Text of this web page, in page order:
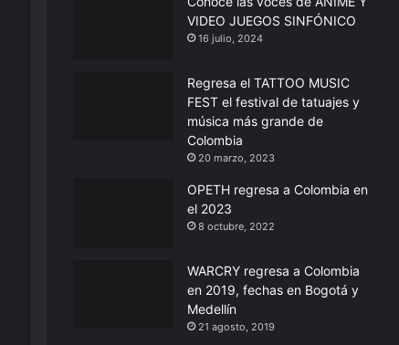
VIDEO JUEGOS SINFÓNICO
16 julio, 2024
Regresa el TATTOO MUSIC
FEST el festival de tatuajes y
música más grande de
Colombia
20 marzo, 2023
OPETH regresa a Colombia en
el 2023
8 octubre, 2022
WARCRY regresa a Colombia
en 2019, fechas en Bogotá y
Medellín
21 agosto, 2019